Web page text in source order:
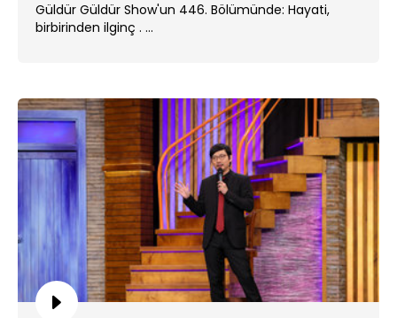
Güldür Güldür Show'un 446. Bölümünde: Hayati,
birbirinden ilginç . ...